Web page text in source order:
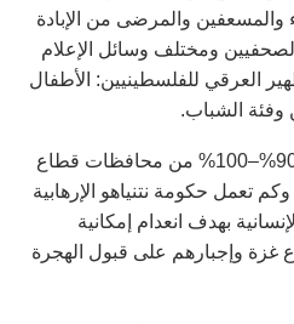
والمسعفين والمرضى من الإبادة
ومختلف وسائل الإعلام
العرقي للفلسطينيين: الأطفال
وفئة الشباب.
إضافة إلى تدمير ما يزيد عن 90%–100% من محافظات قطاع
تعمل حكومة نتنياهو الإرهابية
بهدف انعدام إمكانية
غزة وإجبارهم على قبول الهجرة